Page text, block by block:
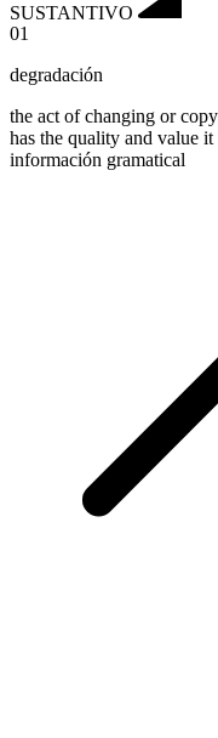
SUSTANTIVO
01
degradación
the act of changing or
has the quality and value it
información gramatical